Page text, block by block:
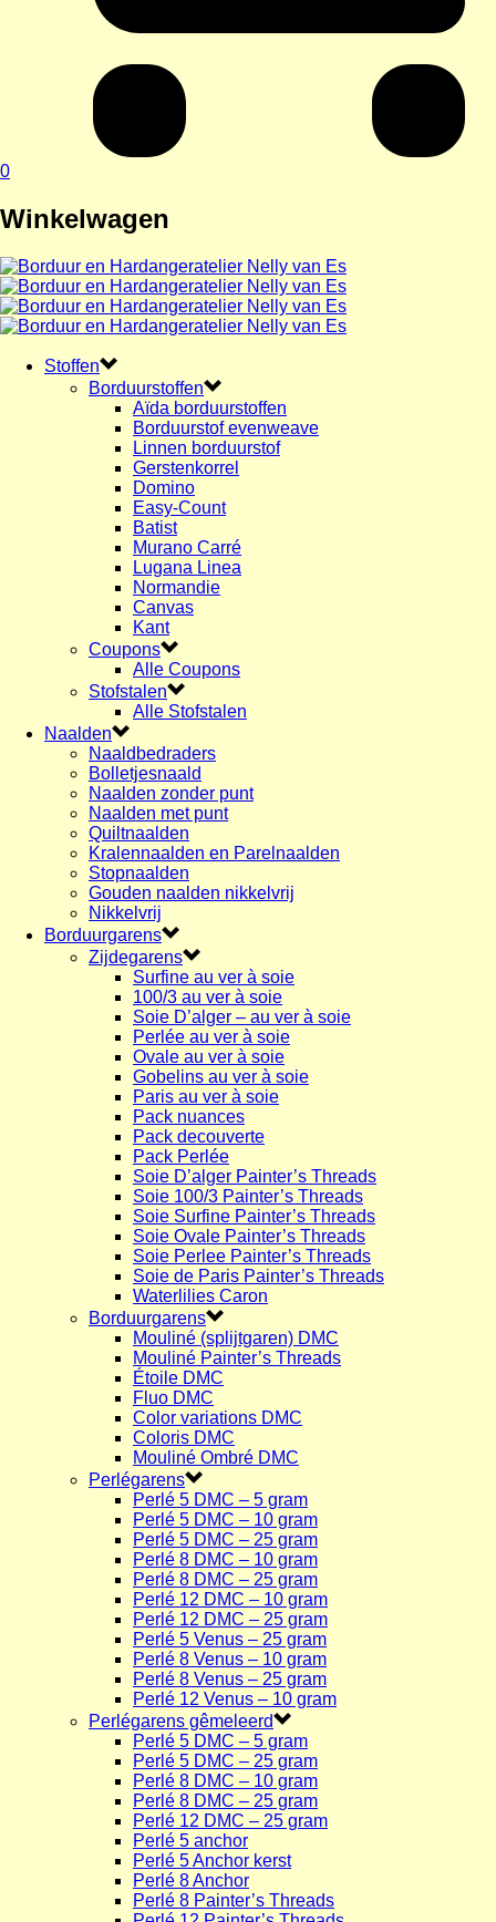
0
Winkelwagen
Stoffen
Borduurstoffen
Aïda borduurstoffen
Borduurstof evenweave
Linnen borduurstof
Gerstenkorrel
Domino
Easy-Count
Batist
Murano Carré
Lugana Linea
Normandie
Canvas
Kant
Coupons
Alle Coupons
Stofstalen
Alle Stofstalen
Naalden
Naaldbedraders
Bolletjesnaald
Naalden zonder punt
Naalden met punt
Quiltnaalden
Kralennaalden en Parelnaalden
Stopnaalden
Gouden naalden nikkelvrij
Nikkelvrij
Borduurgarens
Zijdegarens
Surfine au ver à soie
100/3 au ver à soie
Soie D’alger – au ver à soie
Perlée au ver à soie
Ovale au ver à soie
Gobelins au ver à soie
Paris au ver à soie
Pack nuances
Pack decouverte
Pack Perlée
Soie D’alger Painter’s Threads
Soie 100/3 Painter’s Threads
Soie Surfine Painter’s Threads
Soie Ovale Painter’s Threads
Soie Perlee Painter’s Threads
Soie de Paris Painter’s Threads
Waterlilies Caron
Borduurgarens
Mouliné (splijtgaren) DMC
Mouliné Painter’s Threads
Étoile DMC
Fluo DMC
Color variations DMC
Coloris DMC
Mouliné Ombré DMC
Perlégarens
Perlé 5 DMC – 5 gram
Perlé 5 DMC – 10 gram
Perlé 5 DMC – 25 gram
Perlé 8 DMC – 10 gram
Perlé 8 DMC – 25 gram
Perlé 12 DMC – 10 gram
Perlé 12 DMC – 25 gram
Perlé 5 Venus – 25 gram
Perlé 8 Venus – 10 gram
Perlé 8 Venus – 25 gram
Perlé 12 Venus – 10 gram
Perlégarens gêmeleerd
Perlé 5 DMC – 5 gram
Perlé 5 DMC – 25 gram
Perlé 8 DMC – 10 gram
Perlé 8 DMC – 25 gram
Perlé 12 DMC – 25 gram
Perlé 5 anchor
Perlé 5 Anchor kerst
Perlé 8 Anchor
Perlé 8 Painter’s Threads